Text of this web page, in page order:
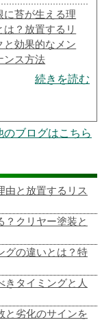
に苔が生える理
は？放置するリ
と効果的なメン
ンス方法
続きを読む
のブログはこちら
由と放置するリス
？クリヤー塗装と
グの違いとは？特
きタイミングと人
と劣化のサインを